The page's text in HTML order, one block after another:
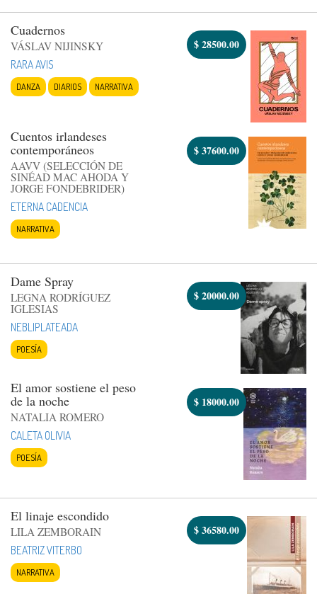
Cuadernos
VÁSLAV NIJINSKY
RARA AVIS
DANZA DIARIOS NARRATIVA
$28500.00
Cuentos irlandeses
contemporáneos
AAVV (SELECCIÓN DE
SINÉAD MAC AHODA Y
JORGE FONDEBRIDER)
ETERNA CADENCIA
NARRATIVA
$37600.00
Dame Spray
LEGNA RODRÍGUEZ
IGLESIAS
NEBLIPLATEADA
POESÍA
$20000.00
El amor sostiene el peso
de la noche
NATALIA ROMERO
CALETA OLIVIA
POESÍA
$ 18000.00
El linaje escondido
LILA ZEMBORAIN
BEATRIZ VITERBO
NARRATIVA
$36580.00